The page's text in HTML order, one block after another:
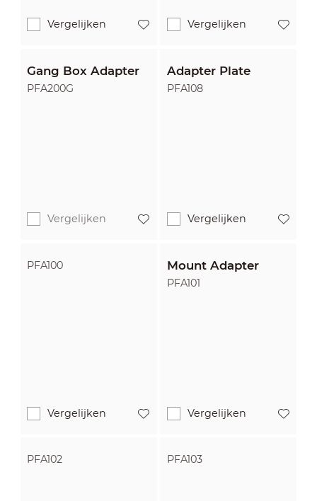
Vergelijken Vergelijken
Gang Box Adapter
PFA200G
Vergelijken
Adapter Plate
PFA108
Vergelijken
PFA100
Vergelijken
Mount Adapter
PFA101
Vergelijken
PFA102 PFA103